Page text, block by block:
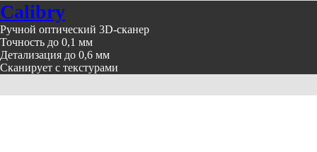
Calibry
Ручной оптический 3D-сканер
Точность до 0,1 мм
Детализация до 0,6 мм
Сканирует с текстурами